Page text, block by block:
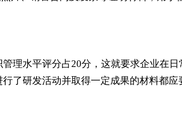
理水平评分占20分，这就要求企业在
了研发活动并取得一定成果的材料都